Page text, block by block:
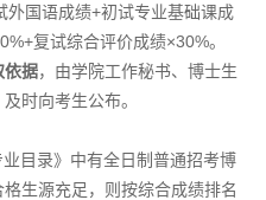
外国语成绩+初试专业基础课成
复试综合评价成绩×30%。
依据，由学院工作秘书、博士生
时向考生公布。
业目录》中有全日制普通招考博
生源充足，则按综合成绩排名